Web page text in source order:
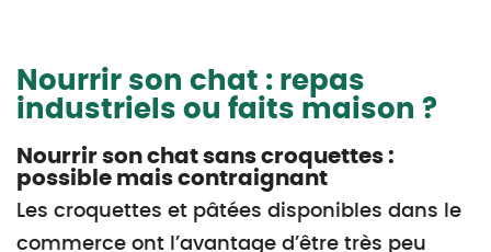
Nourrir son chat : repas
industriels ou faits maison ?
Nourrir son chat sans croquettes :
possible mais contraignant
Les croquettes et pâtées disponibles dans le
commerce ont l’avantage d’être très peu